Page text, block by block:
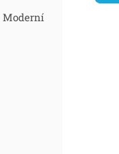
Moderní